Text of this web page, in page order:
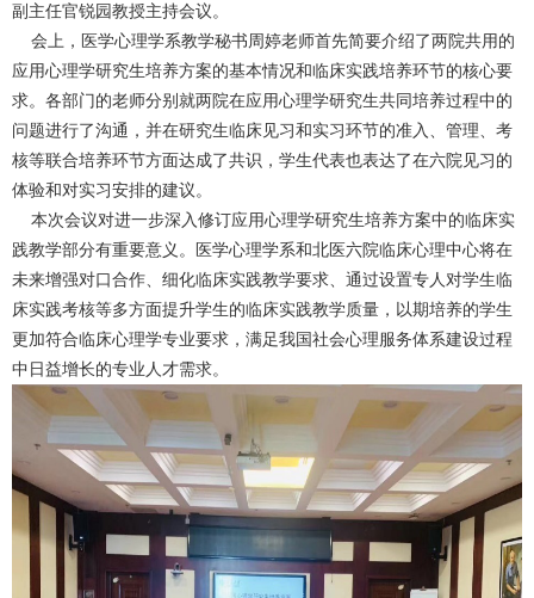
副主任官锐园教授主持会议。
会上，医学心理学系教学秘书周婷老师首先简要介绍了两院共用的
应用心理学研究生培养方案的基本情况和临床实践培养环节的核心要
求。各部门的老师分别就两院在应用心理学研究生共同培养过程中的
问题进行了沟通，并在研究生临床见习和实习环节的准入、管理、考
核等联合培养环节方面达成了共识，学生代表也表达了在六院见习的
体验和对实习安排的建议。
本次会议对进一步深入修订应用心理学研究生培养方案中的临床实
践教学部分有重要意义。医学心理学系和北医六院临床心理中心将在
未来增强对口合作、细化临床实践教学要求、通过设置专人对学生临
床实践考核等多方面提升学生的临床实践教学质量，以期培养的学生
更加符合临床心理学专业要求，满足我国社会心理服务体系建设过程
中日益增长的专业人才需求。